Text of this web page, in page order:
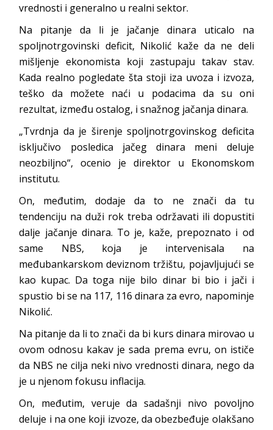
vrednosti i generalno u realni sektor.
Na pitanje da li je jačanje dinara uticalo na
spoljnotrgovinski deficit, Nikolić kaže da ne deli
mišljenje ekonomista koji zastupaju takav stav.
Kada realno pogledate šta stoji iza uvoza i izvoza,
teško da možete naći u podacima da su oni
rezultat, između ostalog, i snažnog jačanja dinara.
„Tvrdnja da je širenje spoljnotrgovinskog deficita
isključivo posledica jačeg dinara meni deluje
neozbiljno“, ocenio je direktor u Ekonomskom
institutu.
On, međutim, dodaje da to ne znači da tu
tendenciju na duži rok treba održavati ili dopustiti
dalje jačanje dinara. To je, kaže, prepoznato i od
same NBS, koja je intervenisala na
međubankarskom deviznom tržištu, pojavljujući se
kao kupac. Da toga nije bilo dinar bi bio i jači i
spustio bi se na 117, 116 dinara za evro, napominje
Nikolić.
Na pitanje da li to znači da bi kurs dinara mirovao u
ovom odnosu kakav je sada prema evru, on ističe
da NBS ne cilja neki nivo vrednosti dinara, nego da
je u njenom fokusu inflacija.
On, međutim, veruje da sadašnji nivo povoljno
deluje i na one koji izvoze, da obezbeđuje olakšano